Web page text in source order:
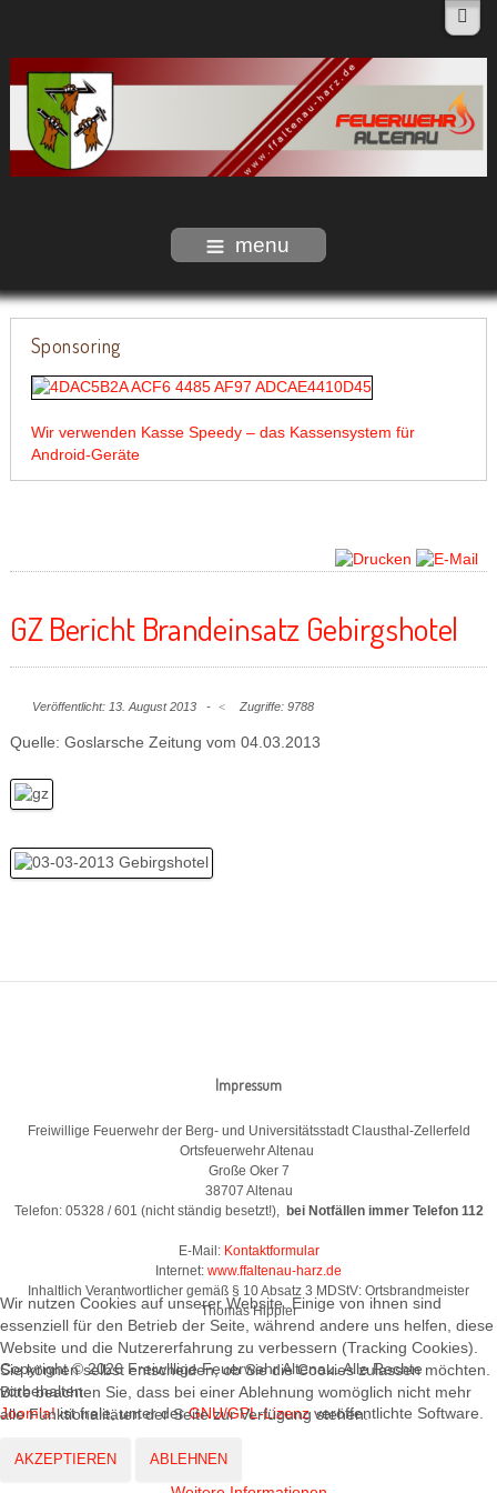
menu
Sponsoring
Wir verwenden Kasse Speedy – das Kassensystem für
Android-Geräte
GZ Bericht Brandeinsatz Gebirgshotel
Veröffentlicht: 13. August 2013 Zugriffe: 9788
Quelle: Goslarsche Zeitung vom 04.03.2013
Impressum
Freiwillige Feuerwehr der Berg- und Universitätsstadt Clausthal-Zellerfeld
Ortsfeuerwehr Altenau
Große Oker 7
38707 Altenau
Telefon: 05328 / 601 (nicht ständig besetzt!), bei Notfällen immer Telefon 112
E-Mail: Kontaktformular
Internet: www.ffaltenau-harz.de
Inhaltlich Verantwortlicher gemäß § 10 Absatz 3 MDStV: Ortsbrandmeister
Thomas Hippler
Copyright © 2026 Freiwillige Feuerwehr Altenau. Alle Rechte
vorbehalten.
Joomla!ist freie, unter derGNU/GPL-Lizenzveröffentlichte Software.
Wir nutzen Cookies auf unserer Website. Einige von ihnen sind
essenziell für den Betrieb der Seite, während andere uns helfen, diese
Website und die Nutzererfahrung zu verbessern (Tracking Cookies).
Sie können selbst entscheiden, ob Sie die Cookies zulassen möchten.
Bitte beachten Sie, dass bei einer Ablehnung womöglich nicht mehr
alle Funktionalitäten der Seite zur Verfügung stehen.
AKZEPTIEREN
ABLEHNEN